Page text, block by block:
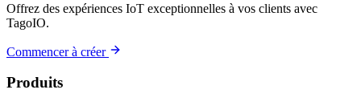
Offrez des expériences IoT exceptionnelles à vos clients avec
TagoIO.
Commencer à créer
Produits